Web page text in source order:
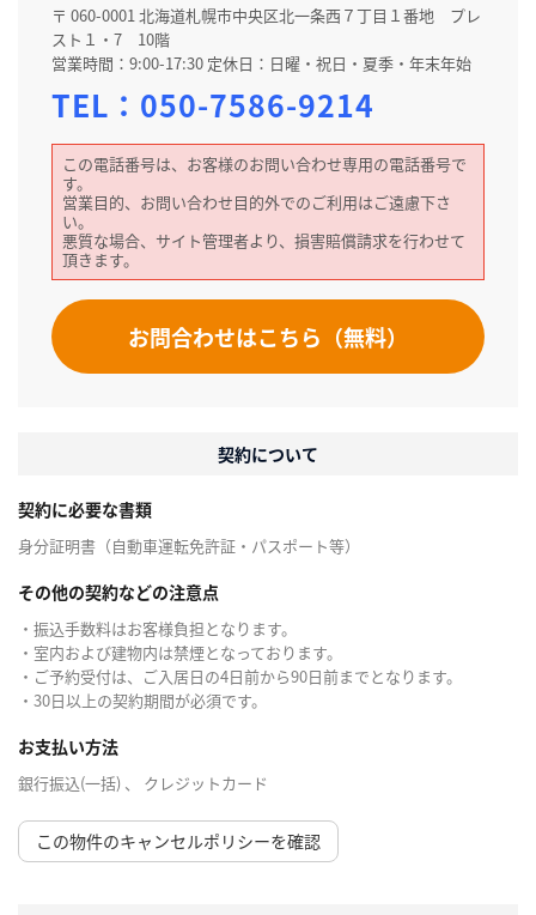
〒 060-0001 北海道札幌市中央区北一条西７丁目１番地 プレ
スト１・7 10階
営業時間：9:00-17:30 定休日：日曜・祝日・夏季・年末年始
TEL： 050-7586-9214
この電話番号は、お客様のお問い合わせ専用の電話番号で
す。
営業目的、お問い合わせ目的外でのご利用はご遠慮下さ
い。
悪質な場合、サイト管理者より、損害賠償請求を行わせて
頂きます。
お問合わせはこちら（無料）
契約について
契約に必要な書類
身分証明書（自動車運転免許証・パスポート等）
その他の契約などの注意点
・振込手数料はお客様負担となります。
・室内および建物内は禁煙となっております。
・ご予約受付は、ご入居日の4日前から90日前までとなります。
・30日以上の契約期間が必須です。
お支払い方法
銀行振込(一括) 、 クレジットカード
この物件のキャンセルポリシーを確認